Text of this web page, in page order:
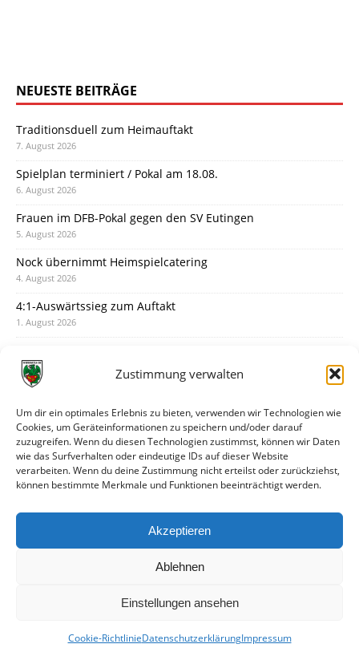
Zustimmung verwalten
Um dir ein optimales Erlebnis zu bieten, verwenden wir Technologien wie
Cookies, um Geräteinformationen zu speichern und/oder darauf
zuzugreifen. Wenn du diesen Technologien zustimmst, können wir Daten
wie das Surfverhalten oder eindeutige IDs auf dieser Website
verarbeiten. Wenn du deine Zustimmung nicht erteilst oder zurückziehst,
können bestimmte Merkmale und Funktionen beeinträchtigt werden.
Akzeptieren
Ablehnen
Einstellungen ansehen
Cookie-RichtlinieDatenschutzerklärungImpressum
NEUESTE BEITRÄGE
Traditionsduell zum Heimauftakt
7. August 2026
Spielplan terminiert / Pokal am 18.08.
6. August 2026
Frauen im DFB-Pokal gegen den SV Eutingen
5. August 2026
Nock übernimmt Heimspielcatering
4. August 2026
4:1-Auswärtssieg zum Auftakt
1. August 2026
31. Juli 2026
30. Juli 2026
Deine Spielminute: 89+1
28. Juli 2026
Neuer Rückensponsor
Neue Podcast-Folge: So tickt Björn!
27. Juli 2026
© VfR Wormatia Worms